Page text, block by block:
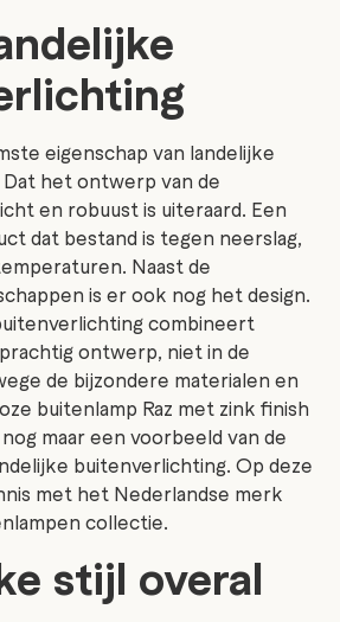
eigenschap van landelijke
het ontwerp van de
en robuust is uiteraard. Een
dat bestand is tegen neerslag,
Naast de
is er ook nog het design.
combineert
ontwerp, niet in de
de bijzondere materialen en
buitenlamp Raz met zink finish
maar een voorbeeld van de
buitenverlichting. Op deze
met het Nederlandse merk
collectie.
stijl overal